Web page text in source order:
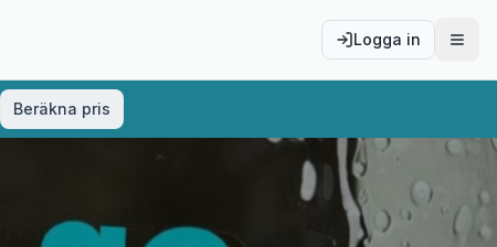
Logga in
Beräkna pris